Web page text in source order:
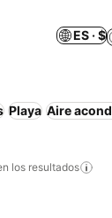
ES · $
Playa Aire
los resultados